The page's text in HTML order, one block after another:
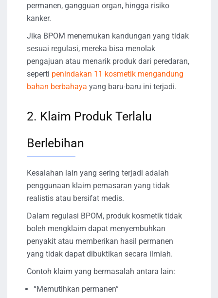
permanen, gangguan organ, hingga risiko
kanker.
Jika BPOM menemukan kandungan yang tidak
sesuai regulasi, mereka bisa menolak
pengajuan atau menarik produk dari peredaran,
seperti penindakan 11 kosmetik mengandung
bahan berbahaya yang baru-baru ini terjadi.
2. Klaim Produk Terlalu
Berlebihan
Kesalahan lain yang sering terjadi adalah
penggunaan klaim pemasaran yang tidak
realistis atau bersifat medis.
Dalam regulasi BPOM, produk kosmetik tidak
boleh mengklaim dapat menyembuhkan
penyakit atau memberikan hasil permanen
yang tidak dapat dibuktikan secara ilmiah.
Contoh klaim yang bermasalah antara lain:
“Memutihkan permanen”